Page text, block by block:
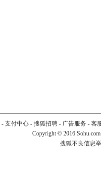
- 支付中心- 搜狐招聘- 广告服务 - 客
Copyright © 2016
搜狐不良信息